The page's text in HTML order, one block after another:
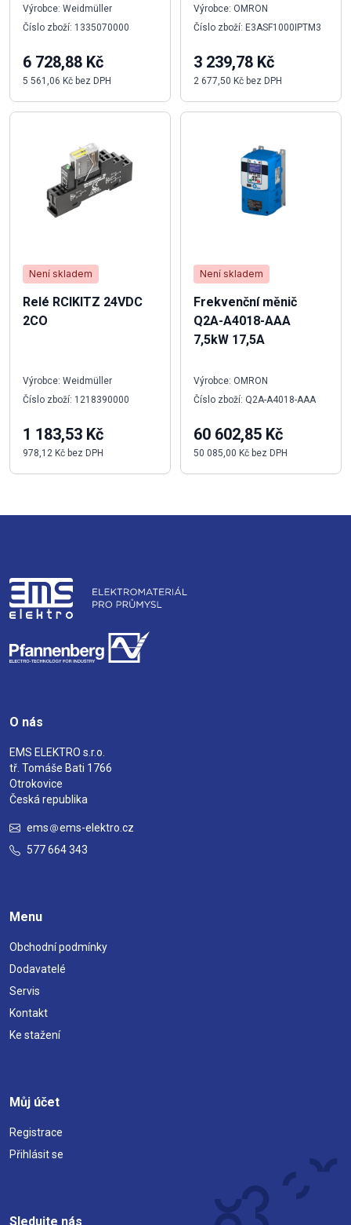
Výrobce: Weidmüller
Číslo zboží: 1335070000
6 728,88 Kč
5 561,06 Kč bez DPH
Není skladem
Relé RCIKITZ 24VDC
2CO
Výrobce: Weidmüller
Číslo zboží: 1218390000
1 183,53 Kč
978,12 Kč bez DPH
Výrobce: OMRON
Číslo zboží: E3ASF1000IPTM3
3 239,78 Kč
2 677,50 Kč bez DPH
Není skladem
Frekvenční měnič
Q2A-A4018-AAA
7,5kW 17,5A
Výrobce: OMRON
Číslo zboží: Q2A-A4018-AAA
60 602,85 Kč
50 085,00 Kč bez DPH
O nás
EMS ELEKTRO s.r.o.
tř. Tomáše Bati 1766
Otrokovice
Česká republika
ems
ems-elektro.cz
577 664 343
Menu
Obchodní podmínky
Dodavatelé
Servis
Kontakt
Ke stažení
Můj účet
Registrace
Přihlásit se
Sledujte nás